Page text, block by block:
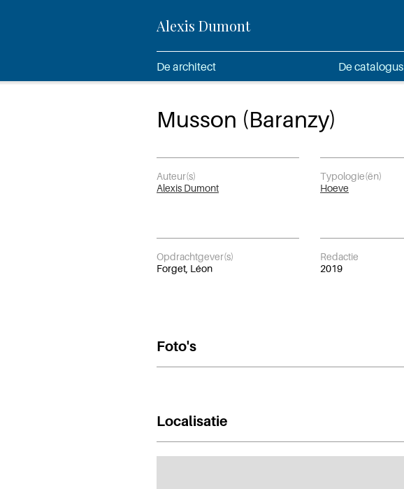
Alexis Dumont
De architect De catalogus
Musson (Baranzy)
Auteur(s)
Alexis Dumont
Typologie(ën)
Hoeve
Opdrachtgever(s)
Forget, Léon
Redactie
2019
Foto's
Localisatie